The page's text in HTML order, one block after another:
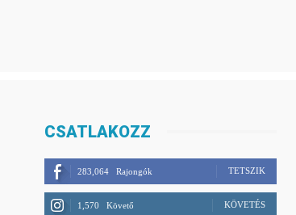
CSATLAKOZZ
283,064 Rajongók TETSZIK
1,570 Követő KÖVETÉS